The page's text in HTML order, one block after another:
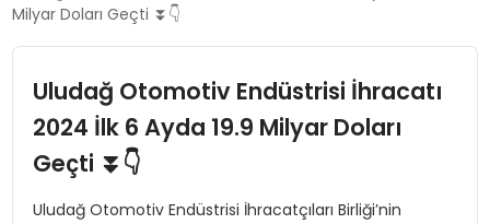
SUWEN’IN İSTIHDAM MODELI EKONOMIDE KADIN
TANYER YAPI ZEMIN MÜHENDISLIĞINDE HEDEF
BÜYÜTTÜ
TOROSLAR’DA PAZAR GERGİNLİĞİ!
Milyar Doları Geçti ⏬👇
Uludağ Otomotiv Endüstrisi İhracatı
2024 İlk 6 Ayda 19.9 Milyar Doları
Geçti ⏬👇
Uludağ Otomotiv Endüstrisi İhracatçıları Birliği’nin